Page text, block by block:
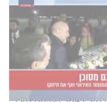
כי עד להשגת הסכם
הנוכחי: איראן תקפיא
ואילו ארצות
ומחיזוק או